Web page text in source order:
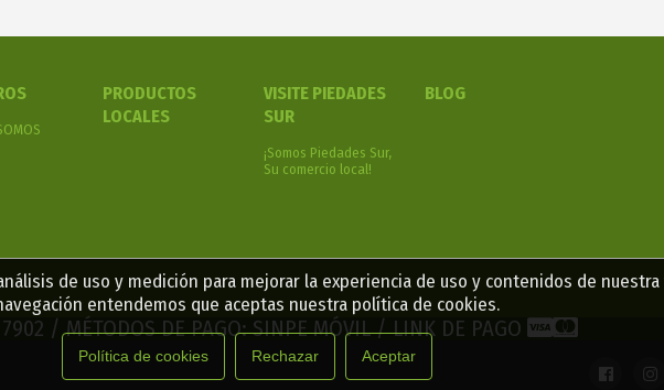
PRODUCTOS
LOCALES
VISITE PIEDADES
SUR
¡Somos Piedades Sur,
Su comercio local!
BLOG
/ MÉTODOS DE PAGO: SINPE MÓVIL / LINK DE PAGO
de uso y medición para mejorar la experiencia de uso y contenidos de nuestra
entendemos que aceptas nuestra política de cookies.
Política de cookies Rechazar Aceptar